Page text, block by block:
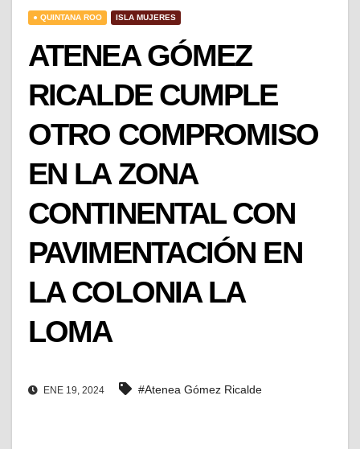
● QUINTANA ROO ISLA MUJERES
ATENEA GÓMEZ
RICALDE CUMPLE
OTRO COMPROMISO
EN LA ZONA
CONTINENTAL CON
PAVIMENTACIÓN EN
LA COLONIA LA
LOMA
ENE 19, 2024 #Atenea Gómez Ricalde